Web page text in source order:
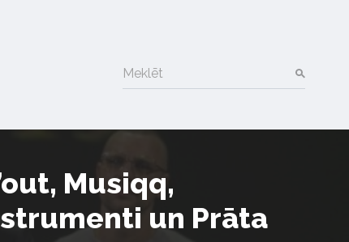
Meklēt
Musiqq,
un Prāta